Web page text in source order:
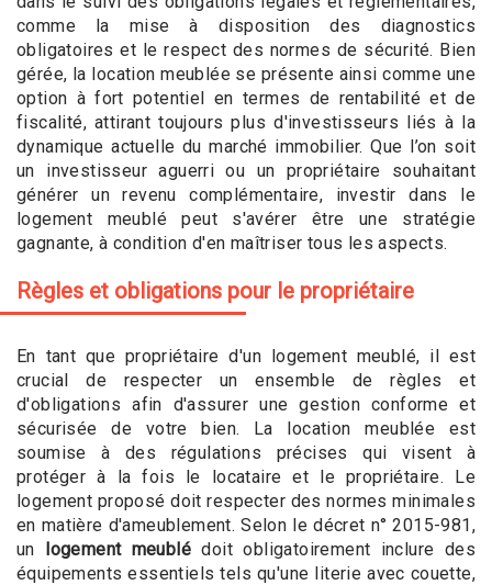
comme la mise à disposition des diagnostics
obligatoires et le respect des normes de sécurité. Bien
gérée, la location meublée se présente ainsi comme une
option à fort potentiel en termes de rentabilité et de
fiscalité, attirant toujours plus d'investisseurs liés à la
dynamique actuelle du marché immobilier. Que l’on soit
un investisseur aguerri ou un propriétaire souhaitant
générer un revenu complémentaire, investir dans le
logement meublé peut s'avérer être une stratégie
gagnante, à condition d'en maîtriser tous les aspects.
Règles et obligations pour le propriétaire
En tant que propriétaire d'un logement meublé, il est
crucial de respecter un ensemble de règles et
d'obligations afin d'assurer une gestion conforme et
sécurisée de votre bien. La location meublée est
soumise à des régulations précises qui visent à
protéger à la fois le locataire et le propriétaire. Le
logement proposé doit respecter des normes minimales
en matière d'ameublement. Selon le décret n° 2015-981,
un logement meublé doit obligatoirement inclure des
équipements essentiels tels qu'une literie avec couette,